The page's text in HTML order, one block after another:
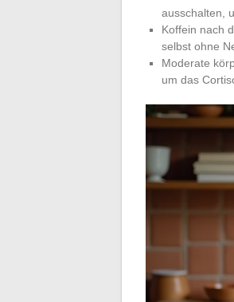
ausschalten,
Koffein nach
selbst ohne
Moderate
um das